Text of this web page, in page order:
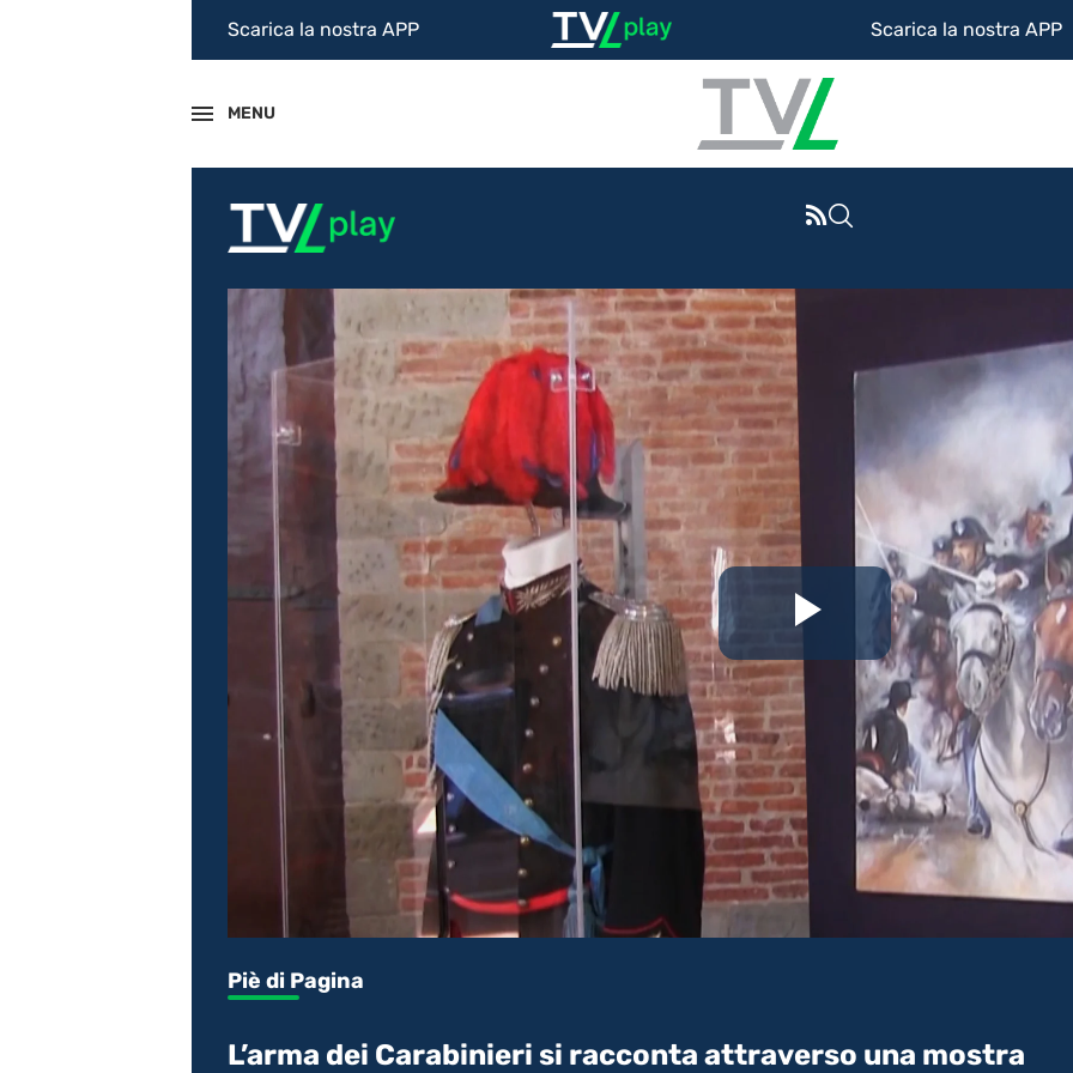
Scarica la nostra APP Scarica la nostra APP
MENU
il
video
Piè di Pagina
L’arma dei Carabinieri si racconta attraverso una mostra